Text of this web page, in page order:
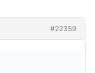
#22359